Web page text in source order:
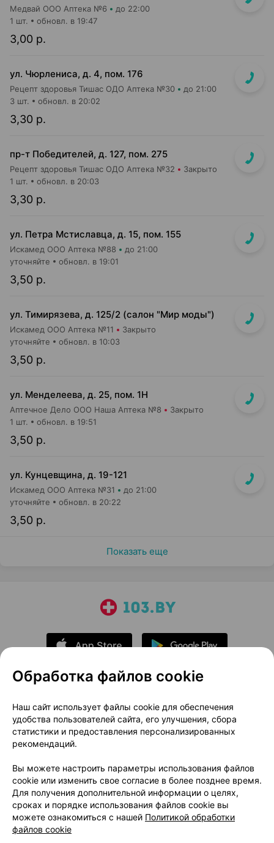
Медвай ООО Аптека №6 до 22:00
3,00 р.
1 шт. обновл. в 19:47
ул. Чюрлениса, д. 4, пом. 176
Рецепт здоровья Тишас ОДО Аптека №30 до 21:00
3,30 р.
3 шт. обновл. в 20:02
пр-т Победителей, д. 127, пом. 275
Рецепт здоровья Тишас ОДО Аптека №32 Закрыто
3,30 р.
1 шт. обновл. в 20:03
ул. Петра Мстиславца, д. 15, пом. 155
Искамед ООО Аптека №88 до 21:00
3,50 р.
уточняйте обновл. в 19:01
ул. Тимирязева, д. 125/2 (салон "Мир моды")
Искамед ООО Аптека №11 Закрыто
3,50 р.
уточняйте обновл. в 10:03
ул. Менделеева, д. 25, пом. 1Н
Аптечное Дело ООО Наша Аптека №8 Закрыто
3,50 р.
1 шт. обновл. в 19:51
ул. Кунцевщина, д. 19-121
Искамед ООО Аптека №31 до 21:00
3,50 р.
уточняйте обновл. в 20:22
Показать еще
О проекте
Новости проекта
Размещение рекламы
Медицинский маркетинг
Публичный договор
Доставка
Способы оплаты
Вакансии
Партнеры
Написать руководителю 103.by
Написать в поддержку
Персональные настройки Cookie
Обработка файлов cookie
Наш сайт использует файлы cookie для обеспечения
удобства пользователей сайта, его улучшения, сбора
статистики и предоставления персонализированных
рекомендаций.
Вы можете настроить параметры использования файлов
cookie или изменить свое согласие в более позднее время.
Для получения дополнительной информации о целях,
сроках и порядке использования файлов cookie вы
можете ознакомиться с нашей Политикой обработки
файлов cookie